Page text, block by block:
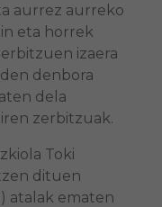
aurrez aurreko
eta horrek
izaera
denbora
dela
zerbitzuak.
Toki
dituen
atalak ematen